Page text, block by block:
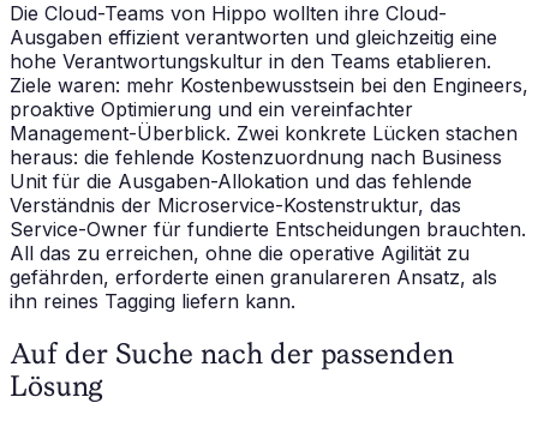
Die Cloud-Teams von Hippo wollten ihre Cloud-
Ausgaben effizient verantworten und gleichzeitig eine
hohe Verantwortungskultur in den Teams etablieren.
Ziele waren: mehr Kostenbewusstsein bei den Engineers,
proaktive Optimierung und ein vereinfachter
Management-Überblick. Zwei konkrete Lücken stachen
heraus: die fehlende Kostenzuordnung nach Business
Unit für die Ausgaben-Allokation und das fehlende
Verständnis der Microservice-Kostenstruktur, das
Service-Owner für fundierte Entscheidungen brauchten.
All das zu erreichen, ohne die operative Agilität zu
gefährden, erforderte einen granulareren Ansatz, als
ihn reines Tagging liefern kann.
Auf der Suche nach der passenden
Lösung